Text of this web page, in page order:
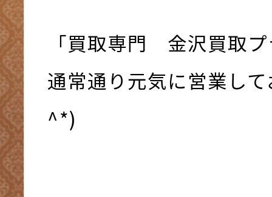
「買取専門 金沢買取
通常通り元気に営業し
^*)